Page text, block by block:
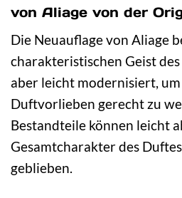
von Aliage von der
Die Neuauflage von Aliage
charakteristischen Geist
aber leicht modernisiert,
Duftvorlieben gerecht zu
Bestandteile können leicht
Gesamtcharakter des
geblieben.